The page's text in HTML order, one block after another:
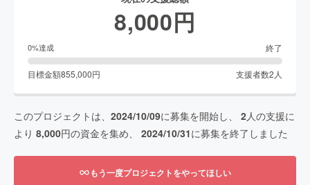
8,000円
0%達成 終了
目標金額855,000円 支援者数2 人
このプロジェクトは、 2024/10/09に募集を開始し、 2人の支援に
より 8,000円の資金を集め、 2024/10/31に募集を終了しました
もう一度プロジェクトをやってほしい